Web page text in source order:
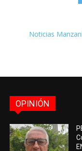
Noticias
OPINIÓN